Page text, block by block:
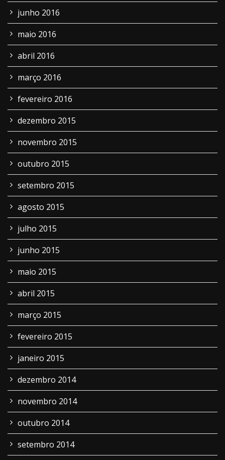
junho 2016
maio 2016
abril 2016
março 2016
fevereiro 2016
dezembro 2015
novembro 2015
outubro 2015
setembro 2015
agosto 2015
julho 2015
junho 2015
maio 2015
abril 2015
março 2015
fevereiro 2015
janeiro 2015
dezembro 2014
novembro 2014
outubro 2014
setembro 2014